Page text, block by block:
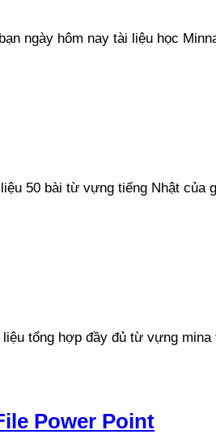
ngày hôm nay tài liệu học
50 bài từ vựng tiếng Nhật
tổng hợp đầy đủ từ vựng
Power Point